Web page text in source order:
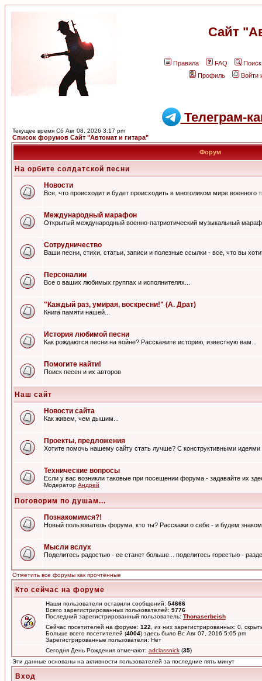
Сайт
Правила FAQ
Поиск
Профиль
Войти
Телеграм-
Текущее время Сб Авг 08, 2026 3:17 pm
Список форумов Сайт "Автомат и гитара"
Форум
На орбите солдатской песни
Новости
Все, что происходит и будет происходить в многоликом мире военного
Международный марафон
Открытый международный военно-патриотический музыкальный
Сотрудничество
Ваши песни, стихи, статьи, записи и полезные ссылки - все, что вы
Персоналии
Все о ваших любимых группах и исполнителях...
"Каждый раз, умирая, воскресни!" (А. Драт)
Книга памяти нашей...
История любимой песни
Как рождаются песни на войне? Расскажите историю, известную вам...
Помогите найти!
Поиск песен и их авторов
Наш сайт
Новости сайта
Как живем, чем дышим...
Проекты, предложения
Хотите помочь нашему сайту стать лучше? С конструктивными
Технические вопросы
Если у вас возникли таковые при посещении форума - задавайте их
Модератор Андрей
Поговорим по душам...
Познакомимся?!
Новый пользователь форума, кто ты? Расскажи о себе - и будем
Мысли вслух
Поделитесь радостью - ее станет больше... поделитесь горестью -
Отметить все форумы как прочтённые
Кто сейчас на форуме
Наши пользователи оставили сообщений: 54666
Всего зарегистрированных пользователей: 9776
Последний зарегистрированный пользователь: Thonaserbeish
Сейчас посетителей на форуме: 122 , из них зарегистрированных: 0,
Больше всего посетителей (4004) здесь было Вс Авг 07, 2016 5:05 pm
Зарегистрированные пользователи: Нет
Сегодня День Рождения отмечают: adclassnick (35)
Эти данные основаны на активности пользователей за последние пять минут
Вход